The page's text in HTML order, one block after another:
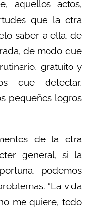
aquellos actos,
que la otra
saber a ella, de
de modo que
gratuito y
que detectar,
pequeños logros
de la otra
general, si la
podemos
“La vida
me quiere, todo